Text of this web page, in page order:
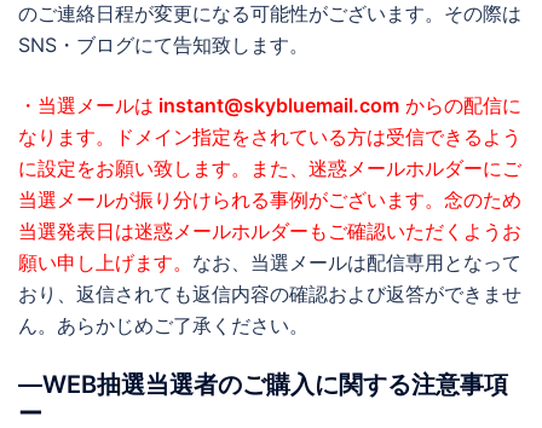
のご連絡日程が変更になる可能性がございます。その際は
SNS・ブログにて告知致します。
・当選メールは instant@skybluemail.com からの配信に
なります。ドメイン指定をされている方は受信できるよう
に設定をお願い致します。また、迷惑メールホルダーにご
当選メールが振り分けられる事例がございます。念のため
当選発表日は迷惑メールホルダーもご確認いただくようお
願い申し上げます。 なお、当選メールは配信専用となって
おり、返信されても返信内容の確認および返答ができませ
ん。あらかじめご了承ください。
―WEB抽選当選者のご購入に関する注意事項
ー